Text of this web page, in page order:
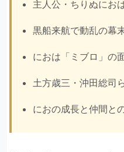
主人公・ちりぬにお
黒船来航で動乱の幕
におは「ミブロ」の
土方歳三・沖田総司
におの成長と仲間と